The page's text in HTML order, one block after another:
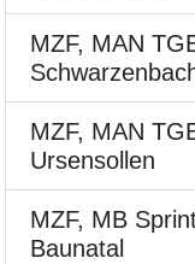
MZF, MAN
MZF, MAN
Ursensollen
MZF, MB
Baunatal